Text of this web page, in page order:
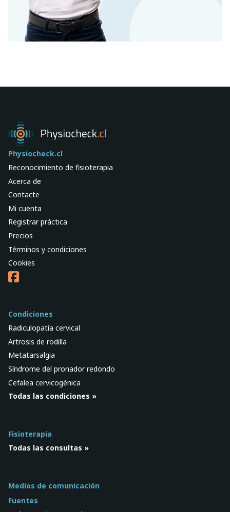
Physiocheck.cl
Reconocimiento de fisioterapia
Acerca de
Contacte
Mi cuenta
Registrar práctica
Precios
Términos y condiciones
Cookies
Condiciones
Radiculopatía cervical
Artrosis de rodilla
Metatarsalgia
Síndrome del pronador redondo
Cefalea cervicogénica
Todas las condiciones »
Fisioterapia
Todas las consultas »
Medios de comunicación
Fuentes